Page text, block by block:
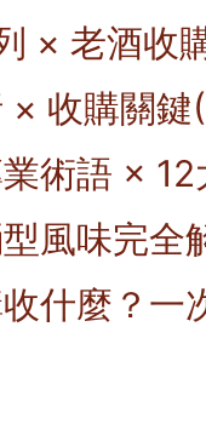
× 老酒收
× 收購關鍵
術語 ×
風味完全
什麼？一